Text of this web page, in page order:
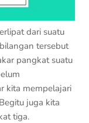
dari suatu
tersebut
pangkat suatu
kita mempelajari
juga kita
tiga.